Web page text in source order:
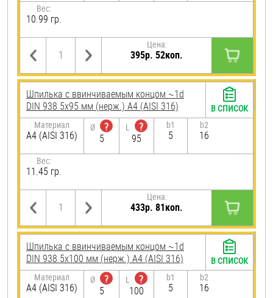
Вес:
10.99 гр.
Цена:
395р. 52коп.
Шпилька c ввинчиваемым концом ~1d
DIN 938 5х95 мм (нерж.) A4 (AISI 316)
Материал
A4 (AISI 316)
Ø
?
5
L
?
95
b1
5
b2
16
Вес:
11.45 гр.
Цена:
433р. 81коп.
В СПИСОК
Шпилька c ввинчиваемым концом ~1d
DIN 938 5х100 мм (нерж.) A4 (AISI 316)
Материал
A4 (AISI 316)
Ø
?
5
L
?
100
b1
5
b2
16
В СПИСОК